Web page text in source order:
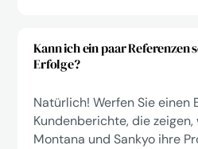
Kann ich ein paar Referenzen
Erfolge?
Natürlich! Werfen Sie einen
Kundenberichte, die
Montana und Sankyo ihre